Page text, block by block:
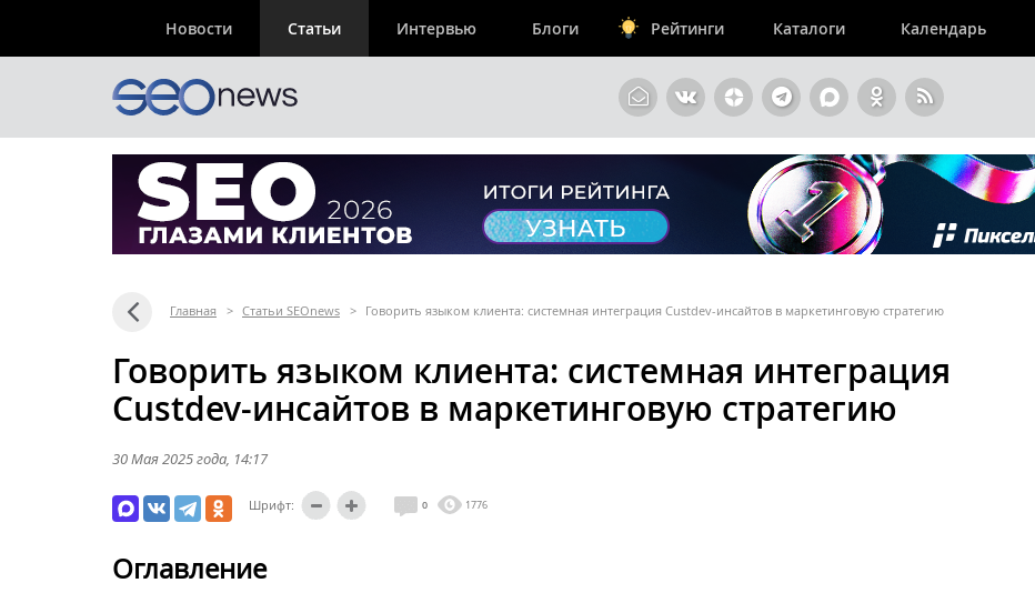
Новости Статьи Интервью Блоги Рейтинги Каталоги Календарь
Главная > Статьи SEOnews > Говорить языком клиента: системная интеграция Custdev-инсайтов в маркетинговую стратегию
Говорить языком клиента: системная интеграция
Custdev-инсайтов в маркетинговую стратегию
30 Мая 2025 года , 14:17
Шрифт: 0 1776
Оглавление